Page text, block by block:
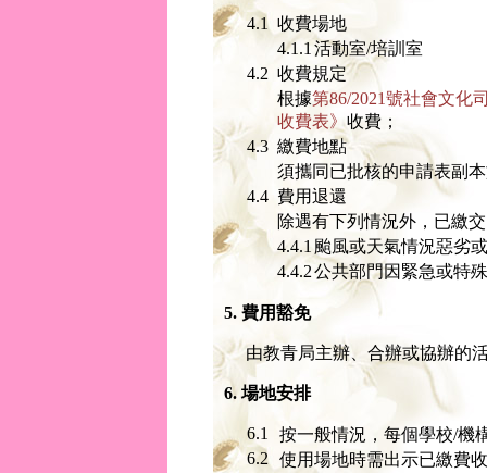
4.1 收費場地
4.1.1活動室/培訓室
4.2 收費規定
根據第86/2021號社會文化
收費表》收費；
4.3 繳費地點
須攜同已批核的申請表副
4.4 費用退還
除遇有下列情況外，已繳
4.4.1 颱風或天氣情況惡劣
4.4.2公共部門因緊急或特
5. 費用豁免
由教青局主辦、合辦或協辦的
6. 場地安排
6.1
按一般情況，每個學校/機
6.2
使用場地時需出示已繳費